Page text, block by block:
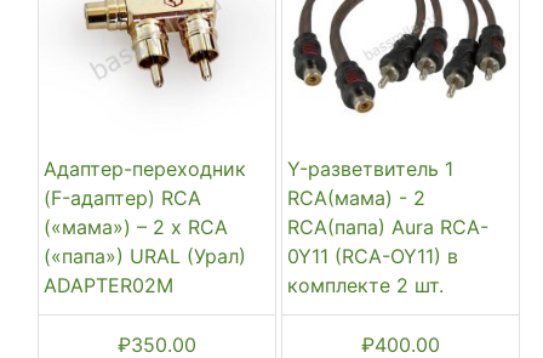
Адаптер-переходник
(F-адаптер) RCA
(«мама») – 2 x RCA
(«папа») URAL (Урал)
ADAPTER02M
₽350.00
Y-разветвитель 1
RCA(мама) - 2
RCA(папа) Aura RCA-
0Y11 (RCA-OY11) в
комплекте 2 шт.
₽400.00